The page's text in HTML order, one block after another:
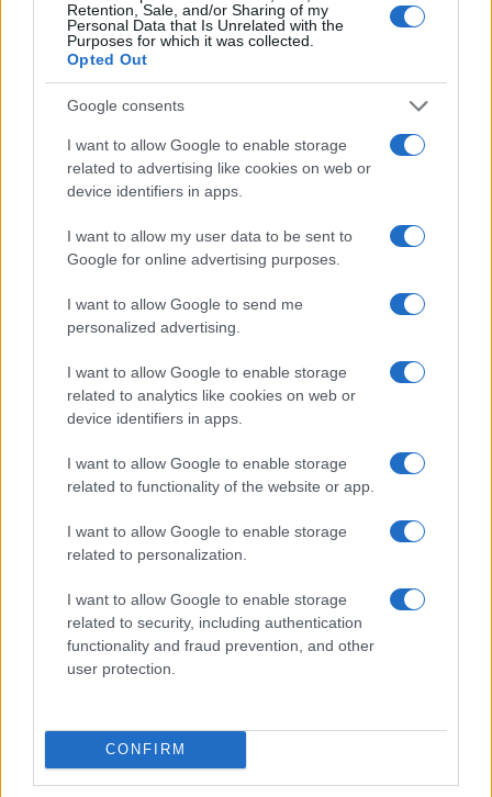
Retention, Sale, and/or Sharing of my
Personal Data that Is Unrelated with the
Purposes for which it was collected.
Opted Out
Google consents
I want to allow Google to enable storage
related to advertising like cookies on web or
device identifiers in apps.
I want to allow my user data to be sent to
Google for online advertising purposes.
I want to allow Google to send me
personalized advertising.
I want to allow Google to enable storage
related to analytics like cookies on web or
device identifiers in apps.
I want to allow Google to enable storage
related to functionality of the website or app.
I want to allow Google to enable storage
related to personalization.
I want to allow Google to enable storage
related to security, including authentication
functionality and fraud prevention, and other
user protection.
CONFIRM
entreprise prospère
AUTEUR
Giorgia Stromeo
Continuez la lecture